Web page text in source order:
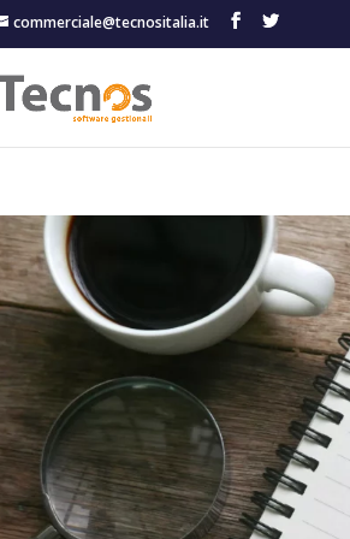
commerciale@tecnositalia.it